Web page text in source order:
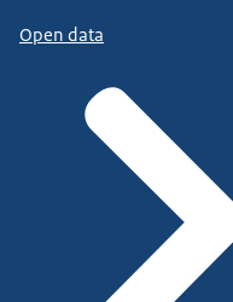
Open data